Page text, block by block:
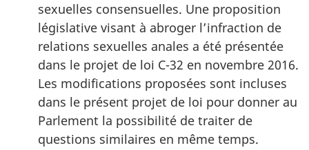
sexuelles consensuelles. Une proposition
législative visant à abroger l’infraction de
relations sexuelles anales a été présentée
dans le projet de loi C-32 en novembre 2016.
Les modifications proposées sont incluses
dans le présent projet de loi pour donner au
Parlement la possibilité de traiter de
questions similaires en même temps.